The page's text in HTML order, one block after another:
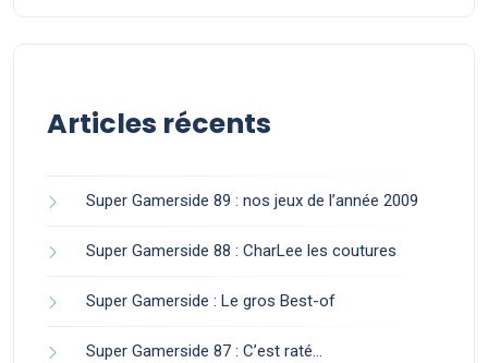
Articles récents
Super Gamerside 89 : nos jeux de l’année 2009
Super Gamerside 88 : CharLee les coutures
Super Gamerside : Le gros Best-of
Super Gamerside 87 : C’est raté…